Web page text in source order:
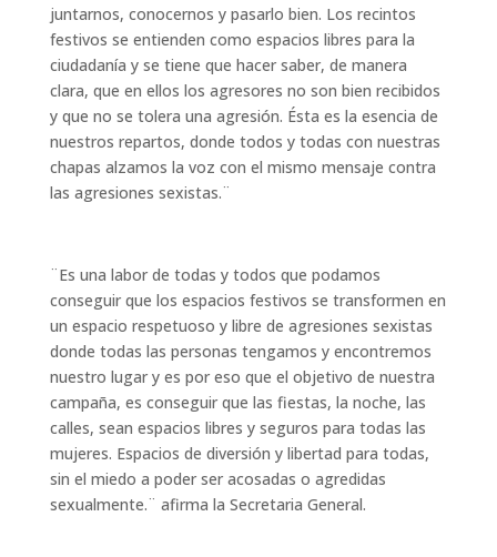
juntarnos, conocernos y pasarlo bien. Los recintos
festivos se entienden como espacios libres para la
ciudadanía y se tiene que hacer saber, de manera
clara, que en ellos los agresores no son bien recibidos
y que no se tolera una agresión. Ésta es la esencia de
nuestros repartos, donde todos y todas con nuestras
chapas alzamos la voz con el mismo mensaje contra
las agresiones sexistas.¨
¨Es una labor de todas y todos que podamos
conseguir que los espacios festivos se transformen en
un espacio respetuoso y libre de agresiones sexistas
donde todas las personas tengamos y encontremos
nuestro lugar y es por eso que el objetivo de nuestra
campaña, es conseguir que las fiestas, la noche, las
calles, sean espacios libres y seguros para todas las
mujeres. Espacios de diversión y libertad para todas,
sin el miedo a poder ser acosadas o agredidas
sexualmente.¨ afirma la Secretaria General.